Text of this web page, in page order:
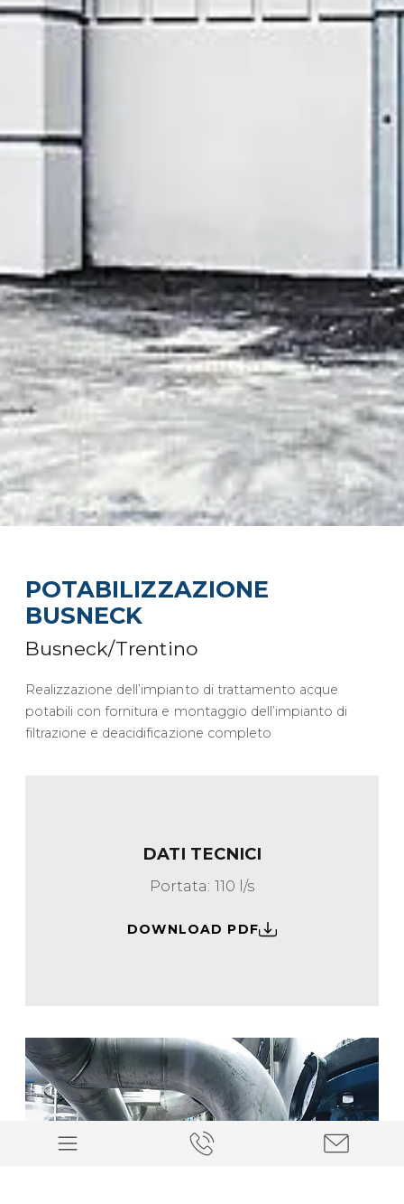
POTABILIZZAZIONE
BUSNECK
Busneck/Trentino
Realizzazione dell’impianto di trattamento acque
potabili con fornitura e montaggio dell’impianto di
filtrazione e deacidificazione completo
DATI TECNICI
Portata: 110 l/s
DOWNLOAD PDF